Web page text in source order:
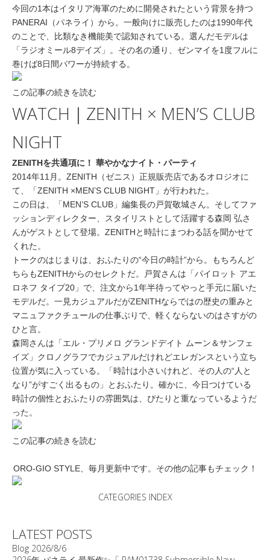
今回の1本はイタリア海軍のために開発されたという背景を持つ
PANERAI（パネライ）から。一般向けに販売したのは1990年代
のことで、比類なき機能美で認知されている。選んだモデルは
「ラジオミール8デイズ」。その名の通り、ゼンマイを1度フルに
巻けば8日間パワーが持続する。
この記事の続きを読む
WATCH｜ZENITH × MEN’S CLUB
NIGHT
ZENITHを共通項に！ 華やかなナイト・パーティ
2014年11月。ZENITH（ゼニス）正規販売店であるオロジオに
て、「ZENITH ×MEN’S CLUB NIGHT」が行われた。
この日は、「MEN’S CLUB」編集長の戸賀敬城さん。そしてファ
ッションディレクター、スタイリストとして活躍する森岡 弘さ
んがゲストとして登場。ZENITHと時計にまつわる話を聞かせて
くれた。
トークのはじまりは、おふたりの“今日の時計”から。もちろんど
ちらもZENITHからのセレクトだ。戸賀さんは「パイロット アエ
ロネフ タイプ20」で、注文から1年半待ってやっと手元に届いた
モデルだ。一見カジュアルだがZENITHならではの歴史の重みと
マニュファクチュールの仕事ぶりで、軽くならないのはさすがの
ひと言。
森岡さんは「エル・プリメロ グランドデイト ムーン＆サンフェ
イズ」クロノグラフでカジュアルだけれどエレガンスという立ち
位置が気に入っている。「時計は小さいけれど、その人の“人と
なり”がすごく出るもの」とおふたり。確かに、今日つけている
時計の個性とおふたりの雰囲気は、ぴたりと重なっているようだ
った。
この記事の続きを読む
ORO-GIO STYLE、毎月更新中です。その他の記事もチェック！
CATEGORIES INDEX
LATEST POSTS
Blog 2026/8/6